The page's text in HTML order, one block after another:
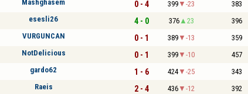
Mashghasem 0 - 4 399 -23 383
esesli26 4 - 0 376 23 396
VURGUNCAN 0 - 1 389 -13 359
NotDelicious 0 - 1 399 -10 457
gardo62 1 - 6 424 -25 343
Raeis 2 - 4 436 -12 392